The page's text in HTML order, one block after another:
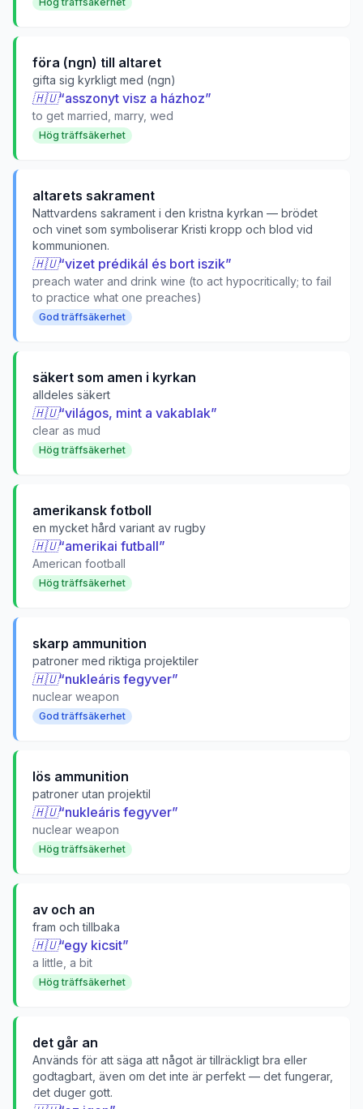
föra (ngn) till altaret
gifta sig kyrkligt med (ngn)
🇭🇺“asszonyt visz a házhoz”
to get married, marry, wed
Hög träffsäkerhet
altarets sakrament
Nattvardens sakrament i den kristna kyrkan — brödet
och vinet som symboliserar Kristi kropp och blod vid
kommunionen.
🇭🇺“vizet prédikál és bort iszik”
preach water and drink wine (to act hypocritically; to fail
to practice what one preaches)
God träffsäkerhet
säkert som amen i kyrkan
alldeles säkert
🇭🇺“világos, mint a vakablak”
clear as mud
Hög träffsäkerhet
amerikansk fotboll
en mycket hård variant av rugby
🇭🇺“amerikai futball”
American football
Hög träffsäkerhet
skarp ammunition
patroner med riktiga projektiler
🇭🇺“nukleáris fegyver”
nuclear weapon
God träffsäkerhet
lös ammunition
patroner utan projektil
🇭🇺“nukleáris fegyver”
nuclear weapon
Hög träffsäkerhet
av och an
fram och tillbaka
🇭🇺“egy kicsit”
a little, a bit
Hög träffsäkerhet
det går an
Används för att säga att något är tillräckligt bra eller
godtagbart, även om det inte är perfekt — det fungerar,
det duger gott.